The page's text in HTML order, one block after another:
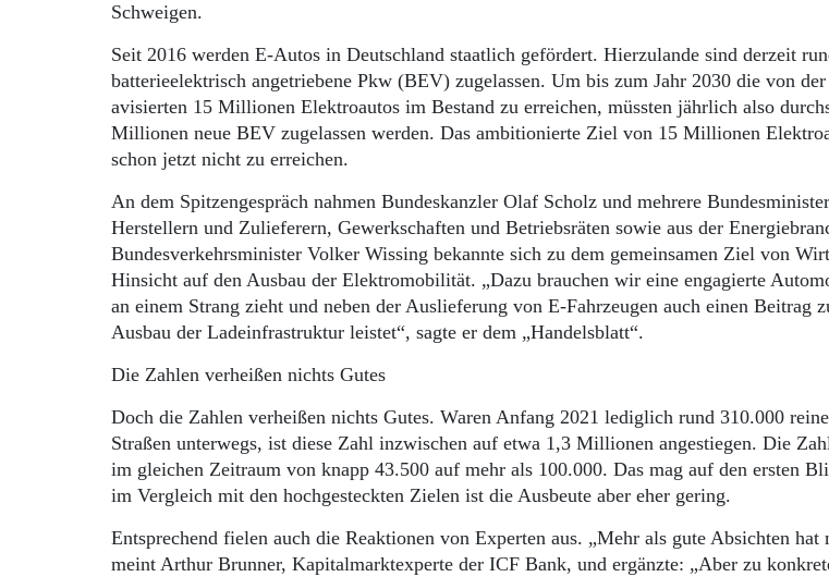
Schweigen.
Seit 2016 werden E-Autos in Deutschland staatlich gefördert. Hierzulande sind derzeit
batterieelektrisch angetriebene Pkw (BEV) zugelassen. Um bis zum Jahr 2030 die von
avisierten 15 Millionen Elektroautos im Bestand zu erreichen, müssten jährlich also
Millionen neue BEV zugelassen werden. Das ambitionierte Ziel von 15 Millionen
schon jetzt nicht zu erreichen.
An dem Spitzengespräch nahmen Bundeskanzler Olaf Scholz und mehrere
Herstellern und Zulieferern, Gewerkschaften und Betriebsräten sowie aus der
Bundesverkehrsminister Volker Wissing bekannte sich zu dem gemeinsamen Ziel von
Hinsicht auf den Ausbau der Elektromobilität. „Dazu brauchen wir eine engagierte
an einem Strang zieht und neben der Auslieferung von E-Fahrzeugen auch einen Beitrag
Ausbau der Ladeinfrastruktur leistet“, sagte er dem „Handelsblatt“.
Die Zahlen verheißen nichts Gutes
Doch die Zahlen verheißen nichts Gutes. Waren Anfang 2021 lediglich rund 310.000
Straßen unterwegs, ist diese Zahl inzwischen auf etwa 1,3 Millionen angestiegen. Die
im gleichen Zeitraum von knapp 43.500 auf mehr als 100.000. Das mag auf den ersten
im Vergleich mit den hochgesteckten Zielen ist die Ausbeute aber eher gering.
Entsprechend fielen auch die Reaktionen von Experten aus. „Mehr als gute Absichten hat
meint Arthur Brunner, Kapitalmarktexperte der ICF Bank, und ergänzte: „Aber zu